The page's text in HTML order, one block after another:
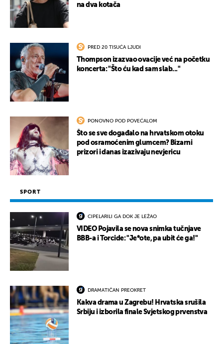
na dva kotača
PRED 20 TISUĆA LJUDI
Thompson izazvao ovacije već na početku
koncerta: "Što ću kad sam slab..."
PONOVNO POD POVEĆALOM
Što se sve događalo na hrvatskom otoku
pod osramoćenim glumcem? Bizarni
prizori i danas izazivaju nevjericu
SPORT
CIPELARILI GA DOK JE LEŽAO
VIDEO Pojavila se nova snimka tučnjave
BBB-a i Torcide: "Je*ote, pa ubit će ga!"
DRAMATIČAN PREOKRET
Kakva drama u Zagrebu! Hrvatska srušila
Srbiju i izborila finale Svjetskog prvenstva